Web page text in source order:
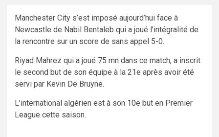
Manchester City s’est imposé aujourd’hui face à
Newcastle de Nabil Bentaleb qui a joué l’intégralité de
la rencontre sur un score de sans appel 5-0.
Riyad Mahrez qui a joué 75 mn dans ce match, a inscrit
le second but de son équipe à la 21e après avoir été
servi par Kevin De Bruyne.
L’international algérien est à son 10e but en Premier
League cette saison.